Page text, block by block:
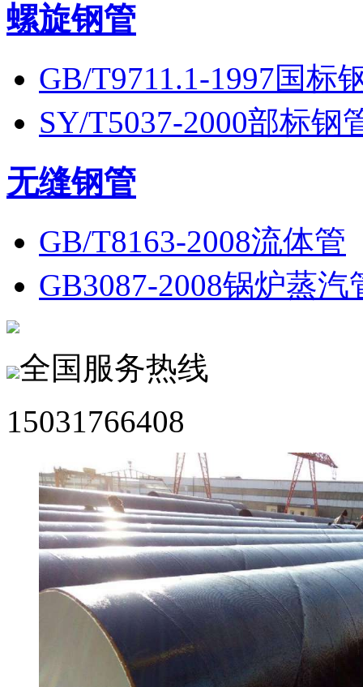
螺旋钢管
GB/T9711.1-1997国标
SY/T5037-2000部标钢
无缝钢管
GB/T8163-2008流体管
GB3087-2008锅炉蒸汽
全国服务热线
15031766408